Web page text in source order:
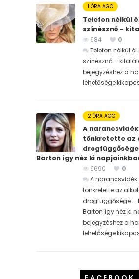
1 ÓRA AGO
Telefon nélkül
színésznő –
984
0
Telefon nélkül él
színésznő –
bejegyzéshez a
lehetősége
2 ÓRA AGO
A
tönkretette az
drogfüggősége
Barton így néz ki
6690
0
A
tönkretette az
drogfüggősége –
Barton így néz ki
bejegyzéshez a
lehetősége